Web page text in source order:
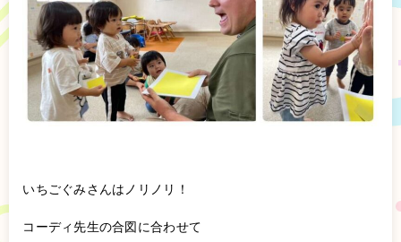
いちごぐみさんはノリノリ！
コーディ先生の合図に合わせて